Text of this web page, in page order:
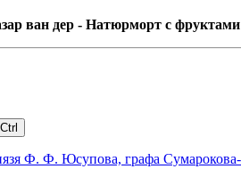
ван дер - Натюрморт с фруктами
Ctrl